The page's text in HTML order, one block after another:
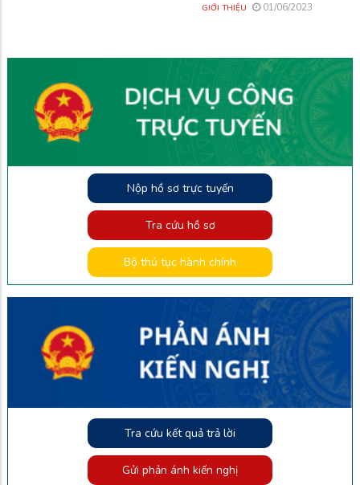
GIỚI THIỆU 01/06/2023
Nộp hồ sơ trực tuyến
Tra cứu hồ sơ
Bộ thủ tục hành chính
Tra cứu kết quả trả lời
Gửi phản ánh kiến nghị